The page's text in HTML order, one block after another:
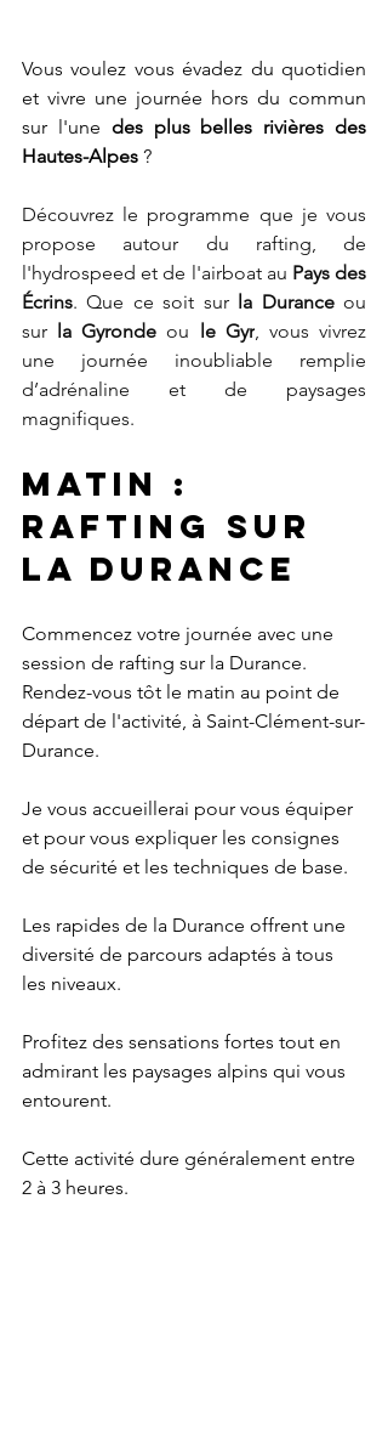
Vous voulez vous évadez du quotidien
et vivre une journée hors du commun
sur l'une des plus belles rivières des
Hautes-Alpes ?
Découvrez le programme que je vous
propose autour du rafting, de
l'hydrospeed et de l'airboat au Pays des
Écrins. Que ce soit sur la Durance ou
sur la Gyronde ou le Gyr, vous vivrez
une journée inoubliable remplie
d’adrénaline et de paysages
magnifiques.
Matin :
Rafting sur
la Durance
Commencez votre journée avec une
session de rafting sur la Durance.
Rendez-vous tôt le matin au point de
départ de l'activité, à Saint-Clément-sur-
Durance.
Je vous accueillerai pour vous équiper
et pour vous expliquer les consignes
de sécurité et les techniques de base.
Les rapides de la Durance offrent une
diversité de parcours adaptés à tous
les niveaux.
Profitez des sensations fortes tout en
admirant les paysages alpins qui vous
entourent.
Cette activité dure généralement entre
2 à 3 heures.